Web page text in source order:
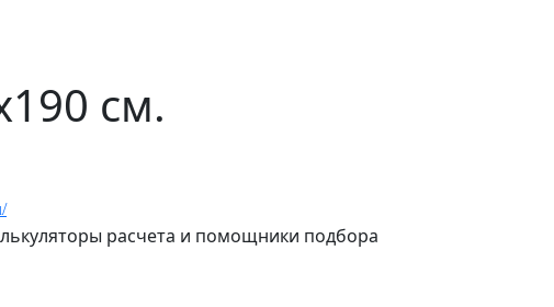
см.
расчета и помощники подбора